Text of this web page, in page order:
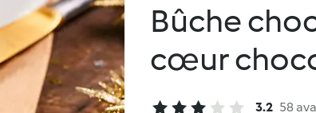
Bûche
cœur
3.2 58